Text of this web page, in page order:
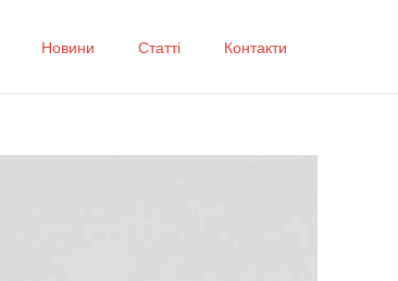
Новини Статті Контакти